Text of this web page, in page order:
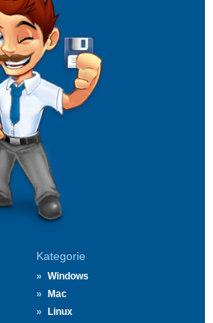
Kategorie
Windows
Mac
Linux